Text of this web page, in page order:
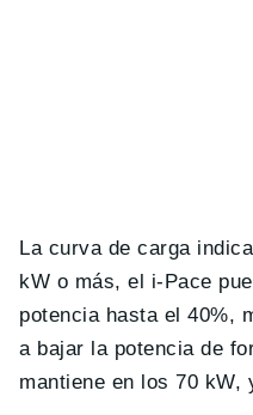
La curva de carga
kW o más, el i-Pace
potencia hasta el 40%,
a bajar la potencia de
mantiene en los 70 kW,